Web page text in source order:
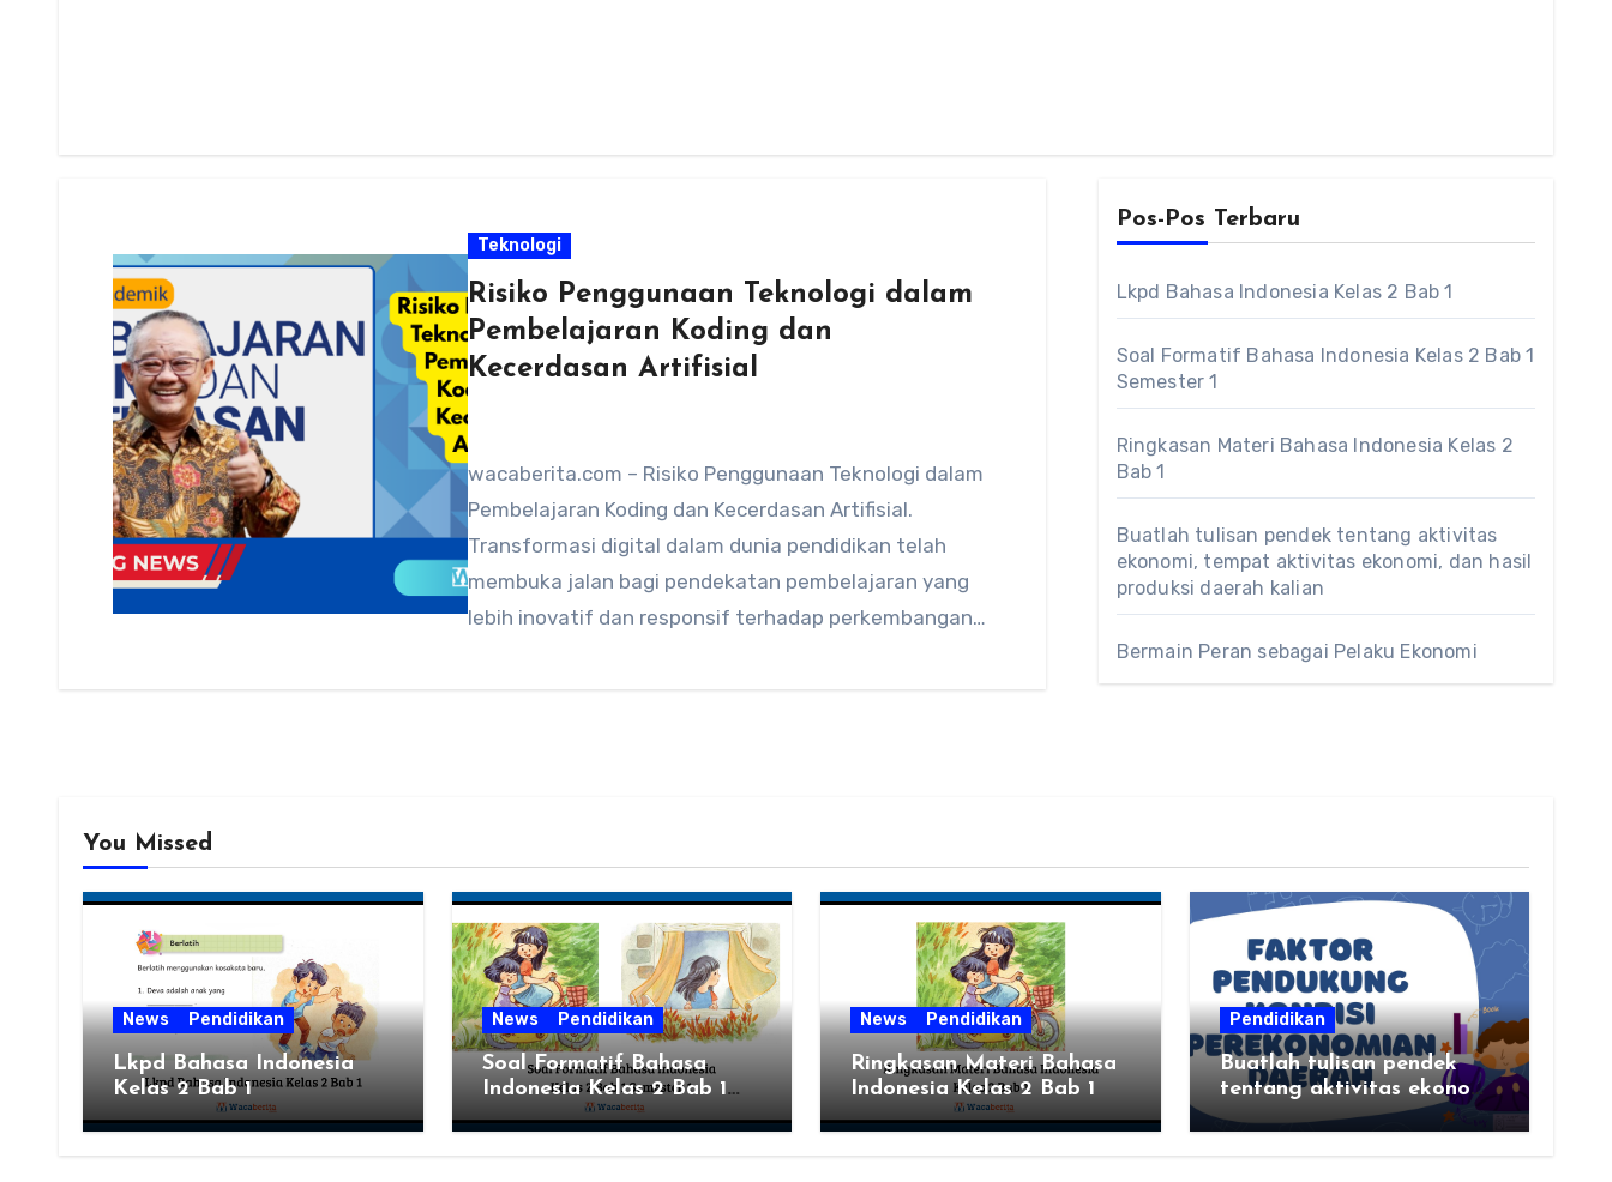
Teknologi
Risiko Penggunaan Teknologi dalam
Pembelajaran Koding dan
Kecerdasan Artifisial
wacaberita.com – Risiko Penggunaan Teknologi dalam
Pembelajaran Koding dan Kecerdasan Artifisial.
Transformasi digital dalam dunia pendidikan telah
membuka jalan bagi pendekatan pembelajaran yang
lebih inovatif dan responsif terhadap perkembangan
Pos-Pos Terbaru
Lkpd Bahasa Indonesia Kelas 2 Bab 1
Soal Formatif Bahasa Indonesia Kelas 2 Bab 1
Semester 1
Ringkasan Materi Bahasa Indonesia Kelas 2
Bab 1
Buatlah tulisan pendek tentang aktivitas
ekonomi, tempat aktivitas ekonomi, dan hasil
produksi daerah kalian
Bermain Peran sebagai Pelaku Ekonomi
You Missed
News Pendidikan
Lkpd Bahasa Indonesia
Kelas 2 Bab 1
News Pendidikan
Soal Formatif Bahasa
Indonesia Kelas 2 Bab 1
Semester 1
News Pendidikan
Ringkasan Materi Bahasa
Indonesia Kelas 2 Bab 1
Pendidikan
Buatlah tulisan pendek
tentang aktivitas ekonomi,
tempat aktivitas ekonomi,
dan hasil produksi daerah